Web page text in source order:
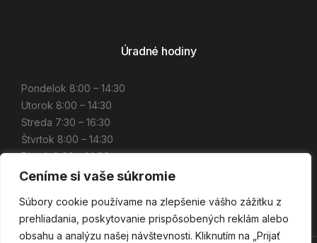
Ceníme si vaše súkromie
Súbory cookie používame na zlepšenie vášho zážitku z
prehliadania, poskytovanie prispôsobených reklám alebo
obsahu a analýzu našej návštevnosti. Kliknutím na „Prijať
Úradné hodiny
Pondelok 8:00 – 14:30
Utorok 8:00 – 14:30
Streda 7:30 – 16:30
Štvrtok 8:00 – 14:30
Piatok 8:00 – 14:00